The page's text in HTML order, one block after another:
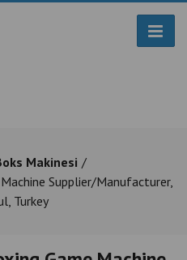
Makinesi
Supplier/Manufacturer,
Turkey